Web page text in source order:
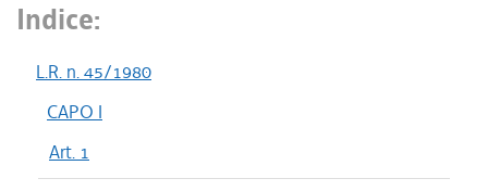
Indice:
L.R. n. 45/1980
CAPO I
Art. 1